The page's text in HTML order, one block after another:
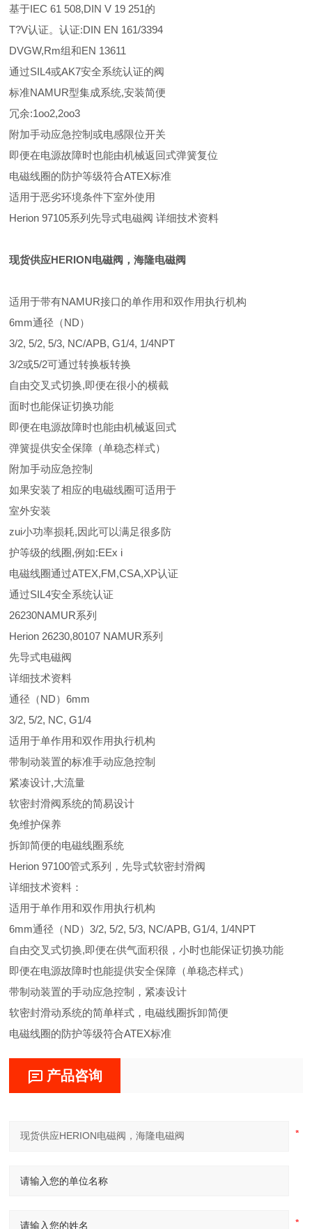
基于IEC 61 508,DIN V 19 251的
T?V认证。认证:DIN EN 161/3394
DVGW,Rm组和EN 13611
通过SIL4或AK7安全系统认证的阀
标准NAMUR型集成系统,安装简便
冗余:1oo2,2oo3
附加手动应急控制或电感限位开关
即便在电源故障时也能由机械返回式弹簧复位
电磁线圈的防护等级符合ATEX标准
适用于恶劣环境条件下室外使用
Herion 97105系列先导式电磁阀 详细技术资料
现货供应HERION电磁阀，海隆电磁阀
适用于带有NAMUR接口的单作用和双作用执行机构
6mm通径（ND）
3/2, 5/2, 5/3, NC/APB, G1/4, 1/4NPT
3/2或5/2可通过转换板转换
自由交叉式切换,即便在很小的横截
面时也能保证切换功能
即便在电源故障时也能由机械返回式
弹簧提供安全保障（单稳态样式）
附加手动应急控制
如果安装了相应的电磁线圈可适用于
室外安装
zui小功率损耗,因此可以满足很多防
护等级的线圈,例如:EEx i
电磁线圈通过ATEX,FM,CSA,XP认证
通过SIL4安全系统认证
26230NAMUR系列
Herion 26230,80107 NAMUR系列
先导式电磁阀
详细技术资料
通径（ND）6mm
3/2, 5/2, NC, G1/4
适用于单作用和双作用执行机构
带制动装置的标准手动应急控制
紧凑设计,大流量
软密封滑阀系统的简易设计
免维护保养
拆卸简便的电磁线圈系统
Herion 97100管式系列，先导式软密封滑阀
详细技术资料：
适用于单作用和双作用执行机构
6mm通径（ND）3/2, 5/2, 5/3, NC/APB, G1/4, 1/4NPT
自由交叉式切换,即便在供气面积很，小时也能保证切换功能
即便在电源故障时也能提供安全保障（单稳态样式）
带制动装置的手动应急控制，紧凑设计
软密封滑动系统的简单样式，电磁线圈拆卸简便
电磁线圈的防护等级符合ATEX标准
产品咨询